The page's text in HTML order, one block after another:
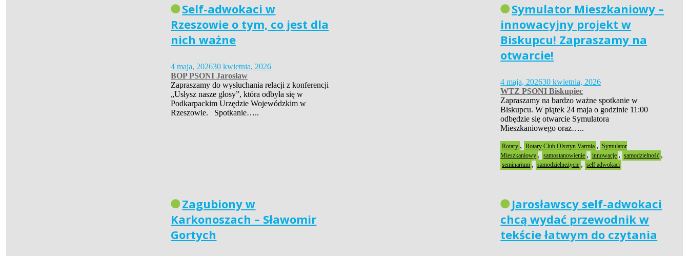
Self-adwokaci w
Rzeszowie o tym, co jest dla
nich ważne
4 maja, 202630 kwietnia, 2026
BOP PSONI Jarosław
Zapraszamy do wysłuchania relacji z konferencji
„Usłysz nasze głosy”, która odbyła się w
Podkarpackim Urzędzie Wojewódzkim w
Rzeszowie. Spotkanie…..
Symulator Mieszkaniowy –
innowacyjny projekt w
Biskupcu! Zapraszamy na
otwarcie!
4 maja, 202630 kwietnia, 2026
WTZ PSONI Biskupiec
Zapraszamy na bardzo ważne spotkanie w
Biskupcu. W piątek 24 maja o godzinie 11:00
odbędzie się otwarcie Symulatora
Mieszkaniowego oraz…..
Rotary , Rotary Club Olsztyn Varmia , Symulator
Mieszkaniowy , samostanowienie , innowacje , samodzielność ,
seminarium , samodzielneżycie , self adwokaci
Zagubiony w
Karkonoszach – Sławomir
Gortych
Jarosławscy self-adwokaci
chcą wydać przewodnik w
tekście łatwym do czytania